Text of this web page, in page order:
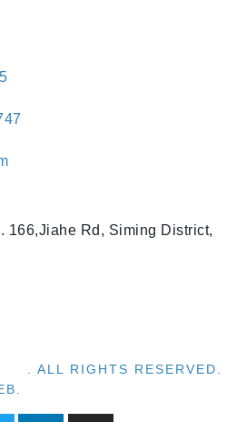
166,Jiahe Rd, Siming District,
. ALL RIGHTS RESERVED.